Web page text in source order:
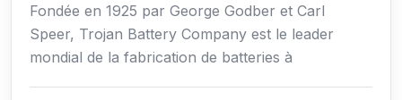
Fondée en 1925 par George Godber et Carl
Speer, Trojan Battery Company est le leader
mondial de la fabrication de batteries à